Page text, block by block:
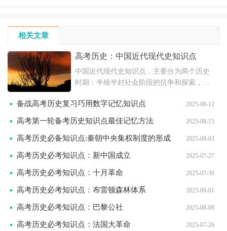
相关文章
高考历史：中国近代现代史知识点
中国近代现代史知识点，主要分为两个历史
时期：半殖半封社会阶段的抗争和探索，社
了从1840年到1949年的历史发展脉络，包括
各个阶级和派别的斗争和探索，以及中国共
产党领导下的新民主主义革命时期的历史。
同时指出建国后
2025-08-12
备战高考历史复习巧用数字记忆知识点
2025-08-15
高考第一轮备考历史知识点最佳记忆方法
2025-09-03
高考历史必备知识点:秦朝中央集权制度的形成
2025-07-27
高考历史必考知识点：新中国成立
2025-07-30
高考历史必考知识点：十月革命
2025-09-01
高考历史必考知识点：布雷顿森林体系
2025-08-09
高考历史必考知识点：巴黎公社
2025-07-26
高考历史必考知识点：法国大革命